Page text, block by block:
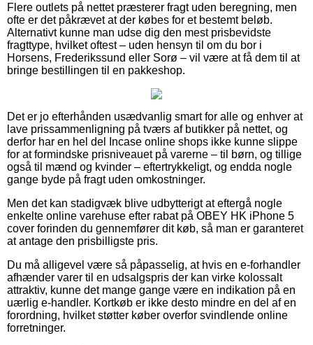
Flere outlets på nettet præsterer fragt uden beregning, men
ofte er det påkrævet at der købes for et bestemt beløb.
Alternativt kunne man udse dig den mest prisbevidste
fragttype, hvilket oftest – uden hensyn til om du bor i
Horsens, Frederikssund eller Sorø – vil være at få dem til at
bringe bestillingen til en pakkeshop.
Det er jo efterhånden usædvanlig smart for alle og enhver at
lave prissammenligning på tværs af butikker på nettet, og
derfor har en hel del Incase online shops ikke kunne slippe
for at formindske prisniveauet på varerne – til børn, og tillige
også til mænd og kvinder – eftertrykkeligt, og endda nogle
gange byde på fragt uden omkostninger.
Men det kan stadigvæk blive udbytterigt at eftergå nogle
enkelte online varehuse efter rabat på OBEY HK iPhone 5
cover forinden du gennemfører dit køb, så man er garanteret
at antage den prisbilligste pris.
Du må alligevel være så påpasselig, at hvis en e-forhandler
afhænder varer til en udsalgspris der kan virke kolossalt
attraktiv, kunne det mange gange være en indikation på en
uærlig e-handler. Kortkøb er ikke desto mindre en del af en
forordning, hvilket støtter køber overfor svindlende online
forretninger.